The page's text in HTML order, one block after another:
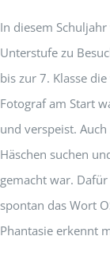
In diesem
Unterstufe zu
bis zur 7. Klasse
Fotograf am Start
und verspeist.
Häschen suchen
gemacht war.
spontan das Wort
Phantasie erkennt